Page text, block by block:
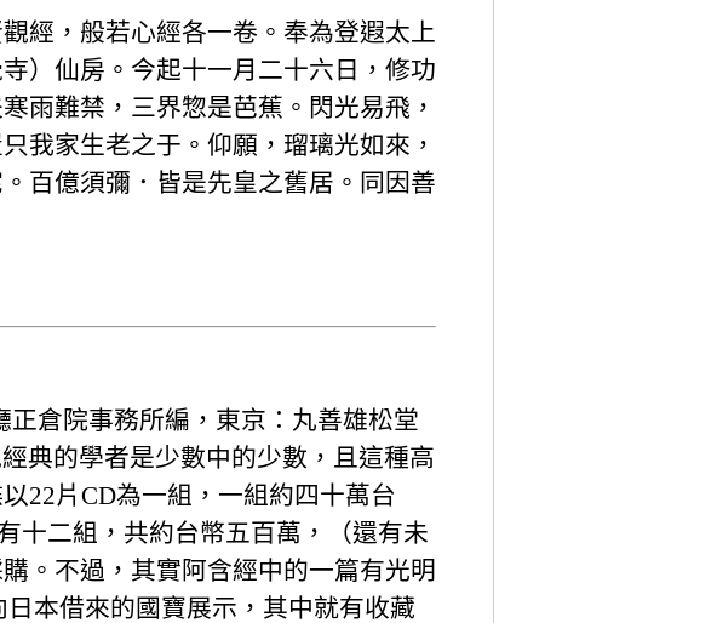
經，般若心經各一卷。奉為登遐太上
）仙房。今起十一月二十六日，修功
雨難禁，三界惣是芭蕉。閃光易飛，
我家生老之于。仰願，瑠璃光如來，
百億須彌．皆是先皇之舊居。同因善
倉院事務所編，東京：丸善雄松堂
典的學者是少數中的少數，且這種高
22片CD為一組，一組約四十萬台
十二組，共約台幣五百萬，（還有未
。不過，其實阿含經中的一篇有光明
本借來的國寶展示，其中就有收藏